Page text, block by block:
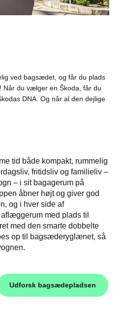
ved bagsædet, og får du plads
Når du vælger en Škoda, får du
DNA. Og når al den dejlige
tid både kompakt, rummelig
fritidsliv og familieliv –
– i sit bagagerum på
åbner højt og giver god
og i hver side af
med plads til
med den smarte dobbelte
op til bagsæderyglænet, så
Udforsk bagsædepladsen